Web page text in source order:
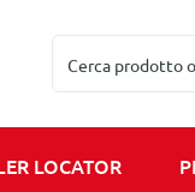
for Products
LOCATOR